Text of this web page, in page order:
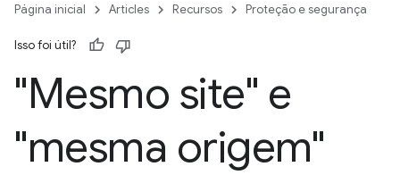
Página inicial Articles Recursos Proteção e segurança
Isso foi útil?
"Mesmo site" e
"mesma origem"